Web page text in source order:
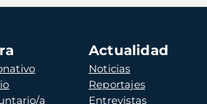
a
Actualidad
Noticias
Reportajes
Entrevistas